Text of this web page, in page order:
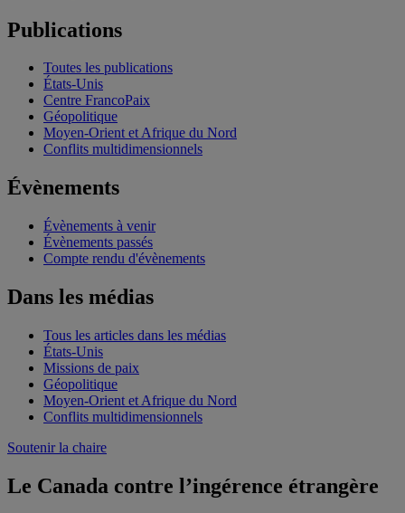
Publications
Toutes les publications
États-Unis
Centre FrancoPaix
Géopolitique
Moyen-Orient et Afrique du Nord
Conflits multidimensionnels
Évènements
Évènements à venir
Évènements passés
Compte rendu d'évènements
Dans les médias
Tous les articles dans les médias
États-Unis
Missions de paix
Géopolitique
Moyen-Orient et Afrique du Nord
Conflits multidimensionnels
Soutenir la chaire
Le Canada contre l’ingérence étrangère